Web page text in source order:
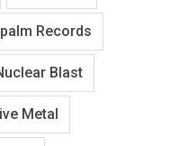
Records
Blast
Metal